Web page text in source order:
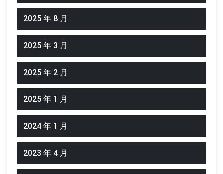
2025 年 8 月
2025 年 3 月
2025 年 2 月
2025 年 1 月
2024 年 1 月
2023 年 4 月